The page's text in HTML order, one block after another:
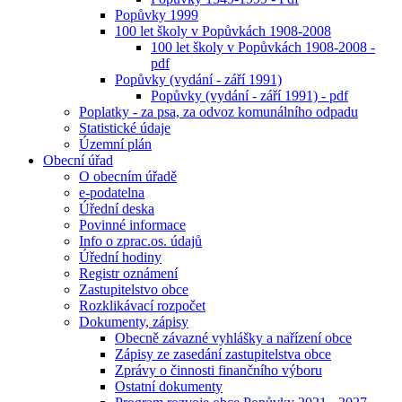
Popůvky 1999
100 let školy v Popůvkách 1908-2008
100 let školy v Popůvkách 1908-2008 -
pdf
Popůvky (vydání - září 1991)
Popůvky (vydání - září 1991) - pdf
Poplatky - za psa, za odvoz komunálního odpadu
Statistické údaje
Územní plán
Obecní úřad
O obecním úřadě
e-podatelna
Úřední deska
Povinné informace
Info o zprac.os. údajů
Úřední hodiny
Registr oznámení
Zastupitelstvo obce
Rozklikávací rozpočet
Dokumenty, zápisy
Obecně závazné vyhlášky a nařízení obce
Zápisy ze zasedání zastupitelstva obce
Zprávy o činnosti finančního výboru
Ostatní dokumenty